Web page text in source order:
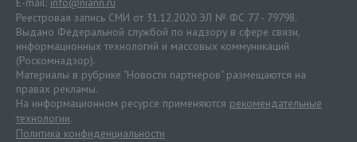
Реестровая запись СМИ от 31.12.2020 ЭЛ № ФС 77 - 79798.
Выдано Федеральной службой по надзору в сфере связи,
информационных технологий и массовых коммуникаций
(Роскомнадзор).
Материалы в рубрике "Новости партнеров" размещаются на
правах рекламы.
На информационном ресурсе применяются рекомендательные
технологии.
Политика конфиденциальности